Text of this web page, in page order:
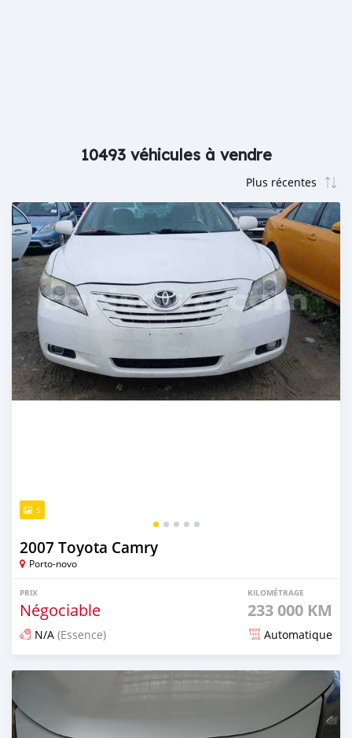
10493 véhicules à vendre
5
2007 Toyota Camry
Porto-novo
PRIX
Négociable
KILOMÉTRAGE
233 000 KM
N/A (Essence) Automatique
Publié il y a 1 jour